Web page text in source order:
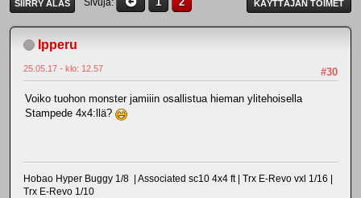
SIIRRY ALAS Sivuja KÄYTTÄJÄN TOIMET
Ipperu
#30
25.05.17 - klo: 12.57
Voiko tuohon monster jamiiin osallistua hieman ylitehoisella
Stampede 4x4:llä?
Hobao Hyper Buggy 1/8 | Associated sc10 4x4 ft | Trx E-Revo vxl 1/16 |
Trx E-Revo 1/10